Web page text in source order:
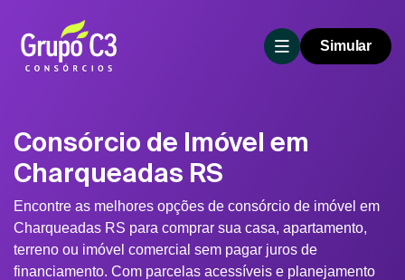
Simular
Consórcio de Imóvel em
Charqueadas RS
Encontre as melhores opções de consórcio de imóvel em
Charqueadas RS para comprar sua casa, apartamento,
terreno ou imóvel comercial sem pagar juros de
financiamento. Com parcelas acessíveis e planejamento